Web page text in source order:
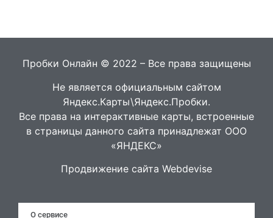
Пробки Онлайн © 2022 – Все права защищены
Не является официальным сайтом
Яндекс.Карты\Яндекс.Пробки.
Все права на интерактивные карты, встроенные
в страницы данного сайта принадлежат ООО
«ЯНДЕКС»
Продвижение сайта Webdevise
О сервисе